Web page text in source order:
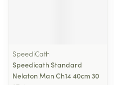
SpeediCath
Speedicath Standard
Nelaton Man Ch14 40cm 30